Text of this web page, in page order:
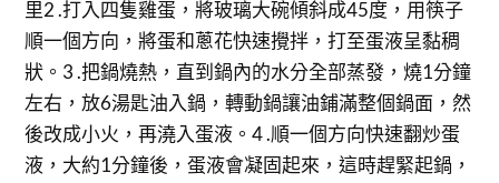
里2 .打入四隻雞蛋，將玻璃大碗傾斜成45度，用筷子
順一個方向，將蛋和蔥花快速攪拌，打至蛋液呈黏稠
狀。3 .把鍋燒熱，直到鍋內的水分全部蒸發，燒1分鐘
左右，放6湯匙油入鍋，轉動鍋讓油鋪滿整個鍋面，然
後改成小火，再澆入蛋液。4 .順一個方向快速翻炒蛋
液，大約1分鐘後，蛋液會凝固起來，這時趕緊起鍋，